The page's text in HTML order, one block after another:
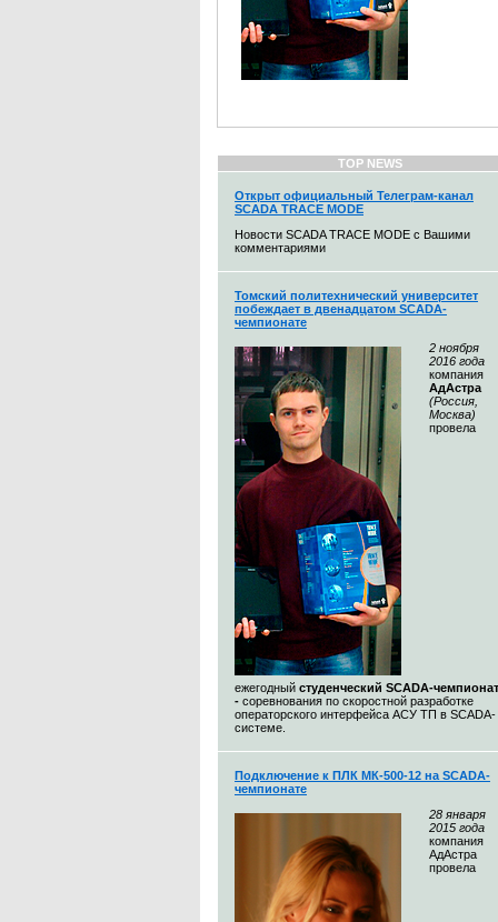
TOP NEWS
Открыт официальный Телеграм-канал
SCADA TRACE MODE
Новости SCADA TRACE MODE с Вашими
комментариями
Томский политехнический университет
побеждает в двенадцатом SCADA-
чемпионате
2 ноября
2016 года
компания
АдАстра
(Россия,
Москва)
провела
ежегодный студенческий SCADA-чемпионат
- соревнования по скоростной разработке
операторского интерфейса АСУ ТП в SCADA-
системе.
Подключение к ПЛК МК-500-12 на SCADA-
чемпионате
28 января
2015 года
компания
АдАстра
провела